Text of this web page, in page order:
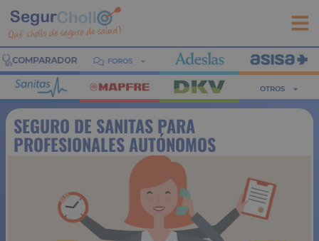
FOROS
OTROS
SEGURO DE SANITAS PARA
PROFESIONALES AUTÓNOMOS